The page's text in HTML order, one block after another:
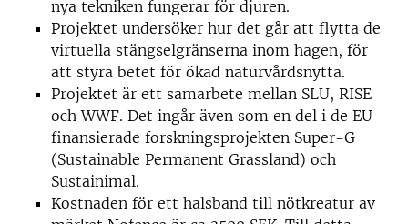
nya tekniken fungerar för djuren.
Projektet undersöker hur det går att flytta de
virtuella stängselgränserna inom hagen, för
att styra betet för ökad naturvårdsnytta.
Projektet är ett samarbete mellan SLU, RISE
och WWF. Det ingår även som en del i de EU-
finansierade forskningsprojekten Super-G
(Sustainable Permanent Grassland) och
Sustainimal.
Kostnaden för ett halsband till nötkreatur av